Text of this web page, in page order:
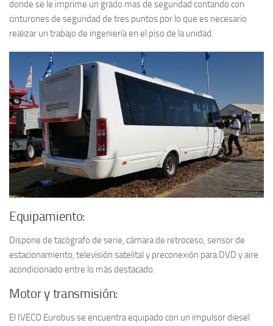
donde se le imprime un grado mas de seguridad contando con
cinturones de seguridad de tres puntos por lo que es necesario
realizar un trabajo de ingeniería en el piso de la unidad.
Equipamiento:
Dispone de tacógrafo de serie, cámara de retroceso, sensor de
estacionamiento, televisión satelital y preconexión para DVD y aire
acondicionado entre lo más destacado.
Motor y transmisión:
El IVECO Eurobus se encuentra equipado con un impulsor diesel